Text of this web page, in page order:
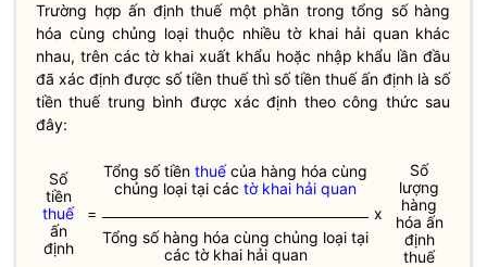
Trường hợp ấn định thuếmột phần trong tổng số hàng
hóa cùng chủng loại thuộc nhiều tờ khai hải quankhác
nhau, trên các tờ khai xuất khẩu hoặc nhập khẩu lần đầu
đã xác định được số tiền thuếthì số tiền thuếấn định là số
tiềnthuếtrung bình được xác định theo công thức sau
đây:
Số
tiền
thuế
ấn
định
=
Tổng số tiền thuếcủa hàng hóa cùng
chủng loại tại các tờ khai hải quan
x
Số
lượng
hàng
hóa ấn
định
thuế
Tổng số hàng hóa cùng chủng loại tại
các tờ khai hải quan